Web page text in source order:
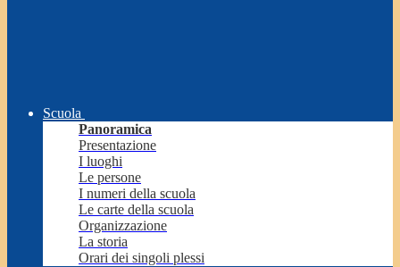
Scuola
Panoramica
Presentazione
I luoghi
Le persone
I numeri della scuola
Le carte della scuola
Organizzazione
La storia
Orari dei singoli plessi